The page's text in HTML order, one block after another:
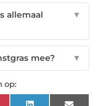
allemaal
▼
mee? ▼
op: